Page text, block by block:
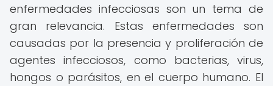
enfermedades infecciosas son un tema de
gran relevancia. Estas enfermedades son
causadas por la presencia y proliferación de
agentes infecciosos, como bacterias, virus,
hongos o parásitos, en el cuerpo humano. El